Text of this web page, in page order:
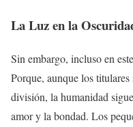
La Luz en la
Sin embargo, incluso en
Porque, aunque los
división, la humanidad
amor y la bondad. Los